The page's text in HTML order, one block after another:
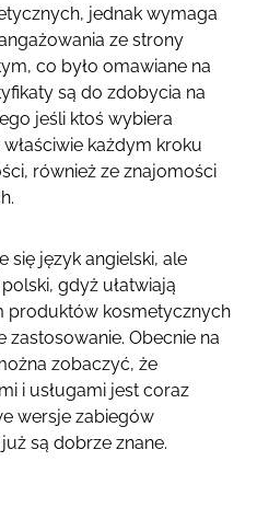
jednak wymaga
ze strony
co było omawiane na
są do zdobycia na
jeśli ktoś wybiera
każdym kroku
również ze znajomości
się język angielski, ale
gdyż ułatwiają
produktów kosmetycznych
zastosowanie. Obecnie na
zobaczyć, że
i usługami jest coraz
wersje zabiegów
są dobrze znane.